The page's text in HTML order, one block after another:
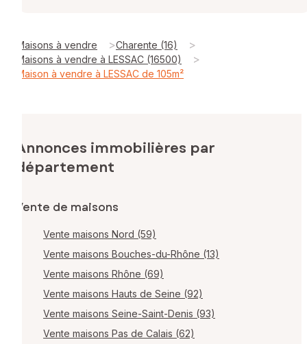
Maisons à vendre >Charente (16) >
Maisons à vendre à LESSAC (16500) >
Maison à vendre à LESSAC de 105m²
Annonces immobilières par
département
Vente de maisons
Vente maisons Nord (59)
Vente maisons Bouches-du-Rhône (13)
Vente maisons Rhône (69)
Vente maisons Hauts de Seine (92)
Vente maisons Seine-Saint-Denis (93)
Vente maisons Pas de Calais (62)